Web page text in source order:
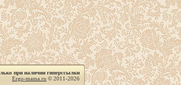
при наличии гиперссылки
Ergo-mama.ru © 2011-2026